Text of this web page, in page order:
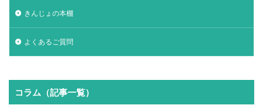
きんじょの本棚
よくあるご質問
コラム（記事一覧）